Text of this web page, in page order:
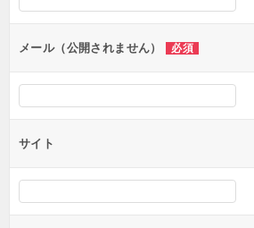
ョ
ンメール（公開されません） 必須
サイト